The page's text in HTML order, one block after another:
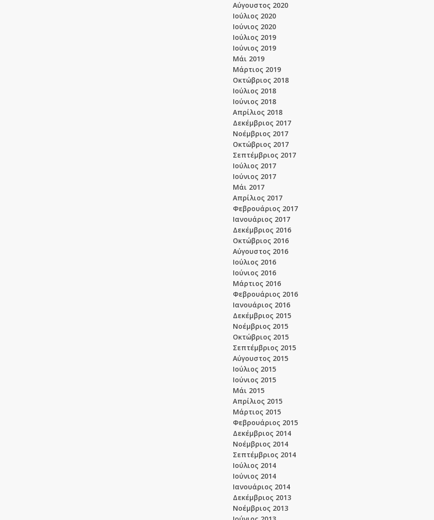
Αύγουστος 2020
Ιούλιος 2020
Ιούνιος 2020
Ιούλιος 2019
Ιούνιος 2019
Μάι 2019
Μάρτιος 2019
Οκτώβριος 2018
Ιούλιος 2018
Ιούνιος 2018
Απρίλιος 2018
Δεκέμβριος 2017
Νοέμβριος 2017
Οκτώβριος 2017
Σεπτέμβριος 2017
Ιούλιος 2017
Ιούνιος 2017
Μάι 2017
Απρίλιος 2017
Φεβρουάριος 2017
Ιανουάριος 2017
Δεκέμβριος 2016
Οκτώβριος 2016
Αύγουστος 2016
Ιούλιος 2016
Ιούνιος 2016
Μάρτιος 2016
Φεβρουάριος 2016
Ιανουάριος 2016
Δεκέμβριος 2015
Νοέμβριος 2015
Οκτώβριος 2015
Σεπτέμβριος 2015
Αύγουστος 2015
Ιούλιος 2015
Ιούνιος 2015
Μάι 2015
Απρίλιος 2015
Μάρτιος 2015
Φεβρουάριος 2015
Δεκέμβριος 2014
Νοέμβριος 2014
Σεπτέμβριος 2014
Ιούλιος 2014
Ιούνιος 2014
Ιανουάριος 2014
Δεκέμβριος 2013
Νοέμβριος 2013